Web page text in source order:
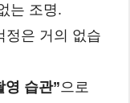
는 조명.
정은 거의 없습
영 습관” 으로